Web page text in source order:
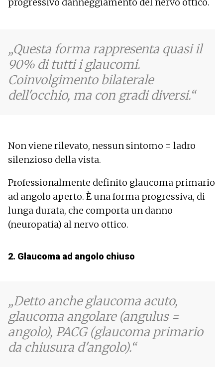
Questa forma rappresenta quasi il
90% di tutti i glaucomi.
Coinvolgimento bilaterale
dell'occhio, ma con gradi diversi.
Non viene rilevato, nessun sintomo = ladro
silenzioso della vista.
Professionalmente definito glaucoma primario
ad angolo aperto. È una forma progressiva, di
lunga durata, che comporta un danno
(neuropatia) al nervo ottico.
2. Glaucoma ad angolo chiuso
Detto anche glaucoma acuto,
glaucoma angolare (angulus =
angolo), PACG (glaucoma primario
da chiusura d'angolo).